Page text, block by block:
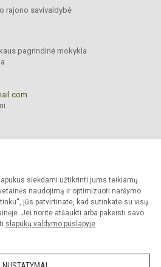
siekdami užtikrinti jums teikiamų
naudojimą ir optimizuoti naršymo
jūs patvirtinate, kad sutinkate su visų
Jei norite atšaukti arba pakeisti savo
slapukų valdymo puslapyje.
rajono savivaldybė
pagrindinė mokykla
saugomos.
administracijos sutikimo griežtai draudžiama
Slapukų valdymas